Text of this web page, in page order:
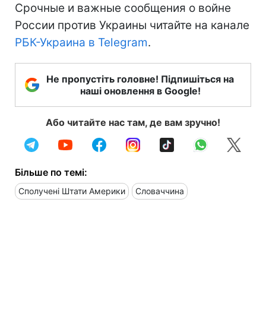
Срочные и важные сообщения о войне
России против Украины читайте на канале
РБК-Украина в Telegram.
Не пропустіть головне! Підпишіться на
наші оновлення в Google!
Або читайте нас там, де вам зручно!
Більше по темі:
Сполучені Штати Америки Словаччина